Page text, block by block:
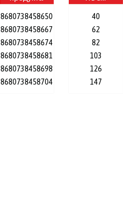
8680738458650
8680738458667
8680738458674
8680738458681
8680738458698
8680738458704
40
62
82
103
126
147